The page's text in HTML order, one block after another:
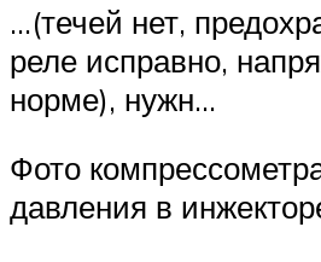
…(течей нет,
реле исправно,
норме), нужн…
Фото
давления в